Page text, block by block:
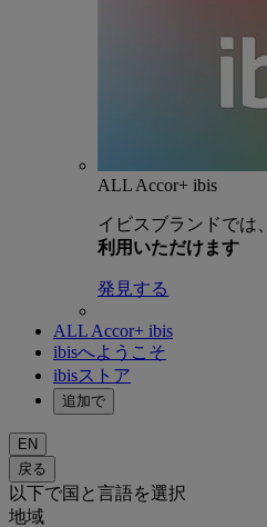
ALL Accor+ ibis
イビスブランドでは、
利用いただけます
発見する
ALL Accor+ ibis
ibisへようこそ
ibisストア
追加で
EN
戻る
以下で国と言語を選択
地域